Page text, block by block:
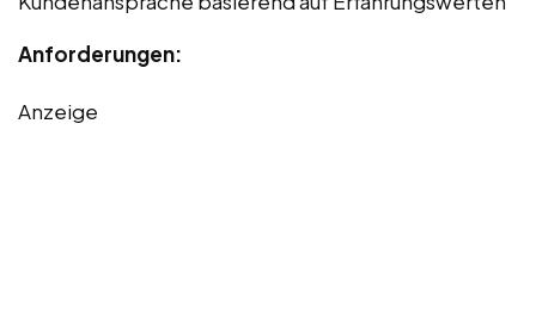
Anforderungen:
Anzeige